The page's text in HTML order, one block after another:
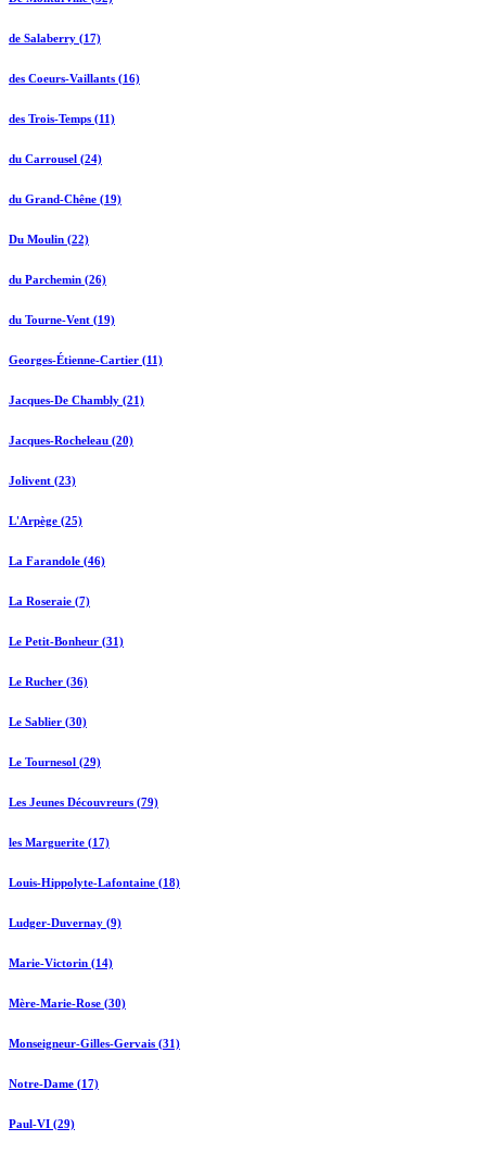
de Salaberry (17)
des Coeurs-Vaillants (16)
des Trois-Temps (11)
du Carrousel (24)
du Grand-Chêne (19)
Du Moulin (22)
du Parchemin (26)
du Tourne-Vent (19)
Georges-Étienne-Cartier (11)
Jacques-De Chambly (21)
Jacques-Rocheleau (20)
Jolivent (23)
L'Arpège (25)
La Farandole (46)
La Roseraie (7)
Le Petit-Bonheur (31)
Le Rucher (36)
Le Sablier (30)
Le Tournesol (29)
Les Jeunes Découvreurs (79)
les Marguerite (17)
Louis-Hippolyte-Lafontaine (18)
Ludger-Duvernay (9)
Marie-Victorin (14)
Mère-Marie-Rose (30)
Monseigneur-Gilles-Gervais (31)
Notre-Dame (17)
Paul-VI (29)